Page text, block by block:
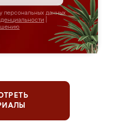
персональных данных